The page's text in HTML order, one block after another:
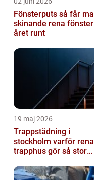
Fönsterputs så får man
skinande rena fönster
året runt
19 maj 2026
Trappstädning i
stockholm varför rena
trapphus gör så stor